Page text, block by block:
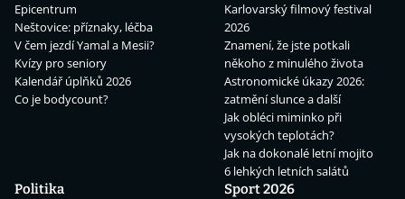
Epicentrum
Neštovice: příznaky, léčba
V čem jezdí Yamal a Mesii?
Kvízy pro seniory
Kalendář úplňků 2026
Co je bodycount?
Karlovarský filmový festival
2026
Znamení, že jste potkali
někoho z minulého života
Astronomické úkazy 2026:
zatmění slunce a další
Jak obléci miminko při
vysokých teplotách?
Jak na dokonalé letní mojito
6 lehkých letních salátů
Politika
Sport 2026